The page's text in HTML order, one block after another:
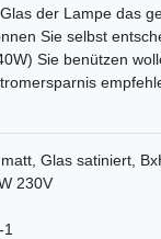
der Lampe das
Sie selbst
Sie benützen
Glas satiniert,
230V